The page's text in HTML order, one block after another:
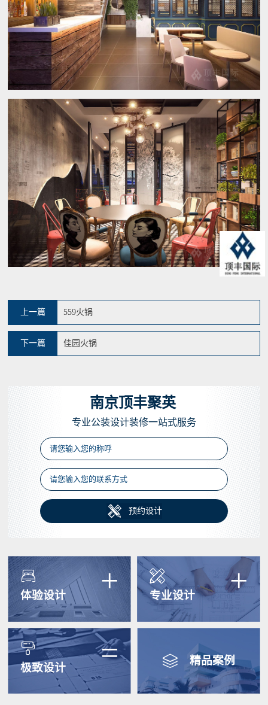
上一篇 559火锅
佳园火锅
下一篇
南京顶丰聚英
专业公装设计装修一站式服务
 预约设计

体验设计 + 
专业设计 +

极致设计 =  精品案例